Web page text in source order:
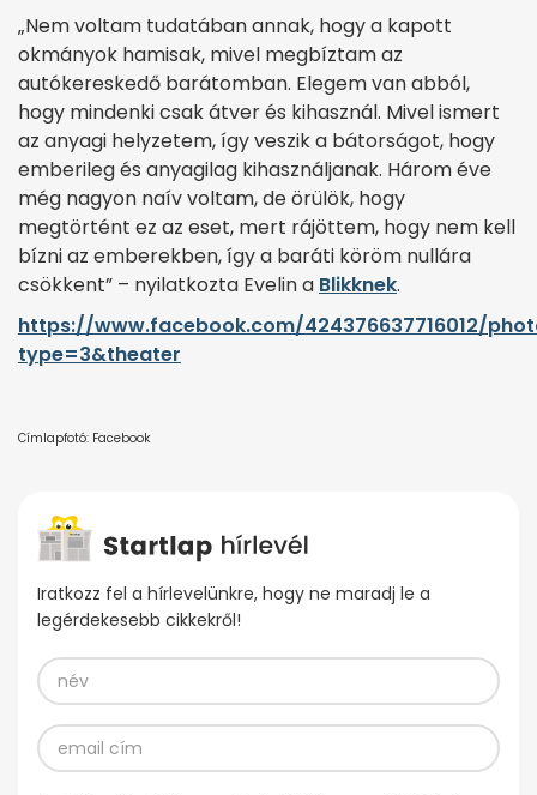
„Nem voltam tudatában annak, hogy a kapott
okmányok hamisak, mivel megbíztam az
autókereskedő barátomban. Elegem van abból,
hogy mindenki csak átver és kihasznál. Mivel ismert
az anyagi helyzetem, így veszik a bátorságot, hogy
emberileg és anyagilag kihasználjanak. Három éve
még nagyon naív voltam, de örülök, hogy
megtörtént ez az eset, mert rájöttem, hogy nem kell
bízni az emberekben, így a baráti köröm nullára
csökkent” – nyilatkozta Evelin a Blikknek.
https://www.facebook.com/424376637716012/
type=3&theater
Címlapfotó: Facebook
Iratkozz fel a hírlevelünkre, hogy ne maradj le a
legérdekesebb cikkekről!